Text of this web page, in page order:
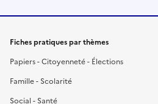
Fiches pratiques par thèmes
Papiers - Citoyenneté - Élections
Famille - Scolarité
Social - Santé